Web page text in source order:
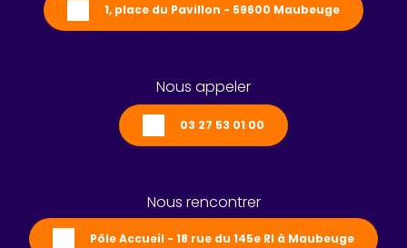
1, place du Pavillon - 59600 Maubeuge
Nous appeler
03 27 53 01 00
Nous rencontrer
Pôle Accueil - 18 rue du 145e RI à Maubeuge